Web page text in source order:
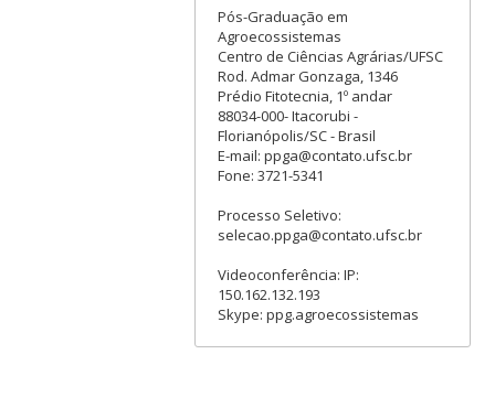
Pós-Graduação em
Agroecossistemas
Centro de Ciências Agrárias/UFSC
Rod. Admar Gonzaga, 1346
Prédio Fitotecnia, 1º andar
88034-000- Itacorubi -
Florianópolis/SC - Brasil
E-mail: ppga@contato.ufsc.br
Fone: 3721-5341
Processo Seletivo:
selecao.ppga@contato.ufsc.br
Videoconferência: IP:
150.162.132.193
Skype: ppg.agroecossistemas